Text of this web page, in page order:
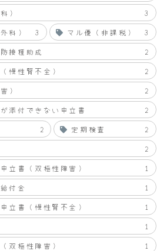
）
3
科）
3 マル優（非課税）
3
接種助成
2
慢性腎不全）
2
）
2
添付できない申立書
2
2 定期検査
2
2
立書（双極性障害）
1
付金
1
立書（慢性腎不全）
1
1
双極性障害）
1